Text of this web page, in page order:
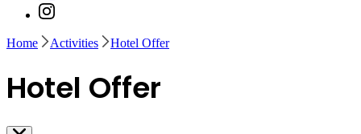
Home Activities Hotel Offer
Hotel Offer